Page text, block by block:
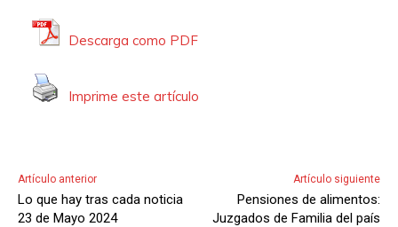
Descarga como PDF
Imprime este artículo
Artículo anterior
Lo que hay tras cada noticia
23 de Mayo 2024
Artículo siguiente
Pensiones de alimentos:
Juzgados de Familia del país